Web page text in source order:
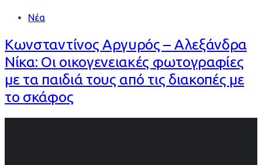
Νέα
Κωνσταντίνος Αργυρός – Αλεξάνδρα
Νίκα: Οι οικογενειακές φωτογραφίες
με τα παιδιά τους από τις διακοπές με
το σκάφος